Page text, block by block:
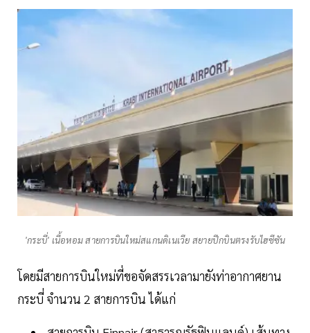
'กระบี่' เนื้อหอม สายการบินใหม่สแกนดิเนเวีย สยายปีกบินตรงรับไฮซีซัน
โดยมีสายการบินใหม่ที่ขอจัดสรรเวลามายังท่าอากาศยาน
กระบี่ จำนวน 2 สายการบิน ได้แก่